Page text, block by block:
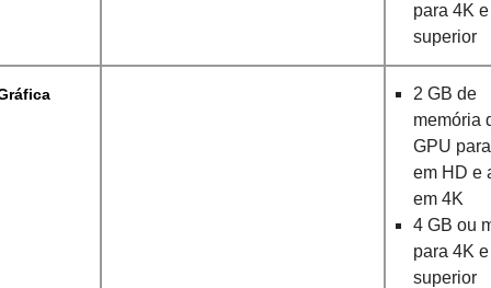
para 4K e
superior
2 GB de
memória
GPU
em HD e
em 4K
4 GB ou
para 4K e
superior